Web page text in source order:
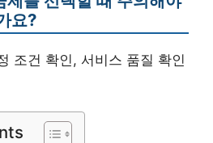
요?
조건 확인, 서비스 품질 확인